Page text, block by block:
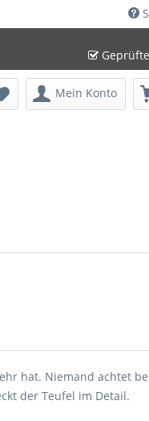
Mein Konto
hat. Niemand achtet
der Teufel im Detail.